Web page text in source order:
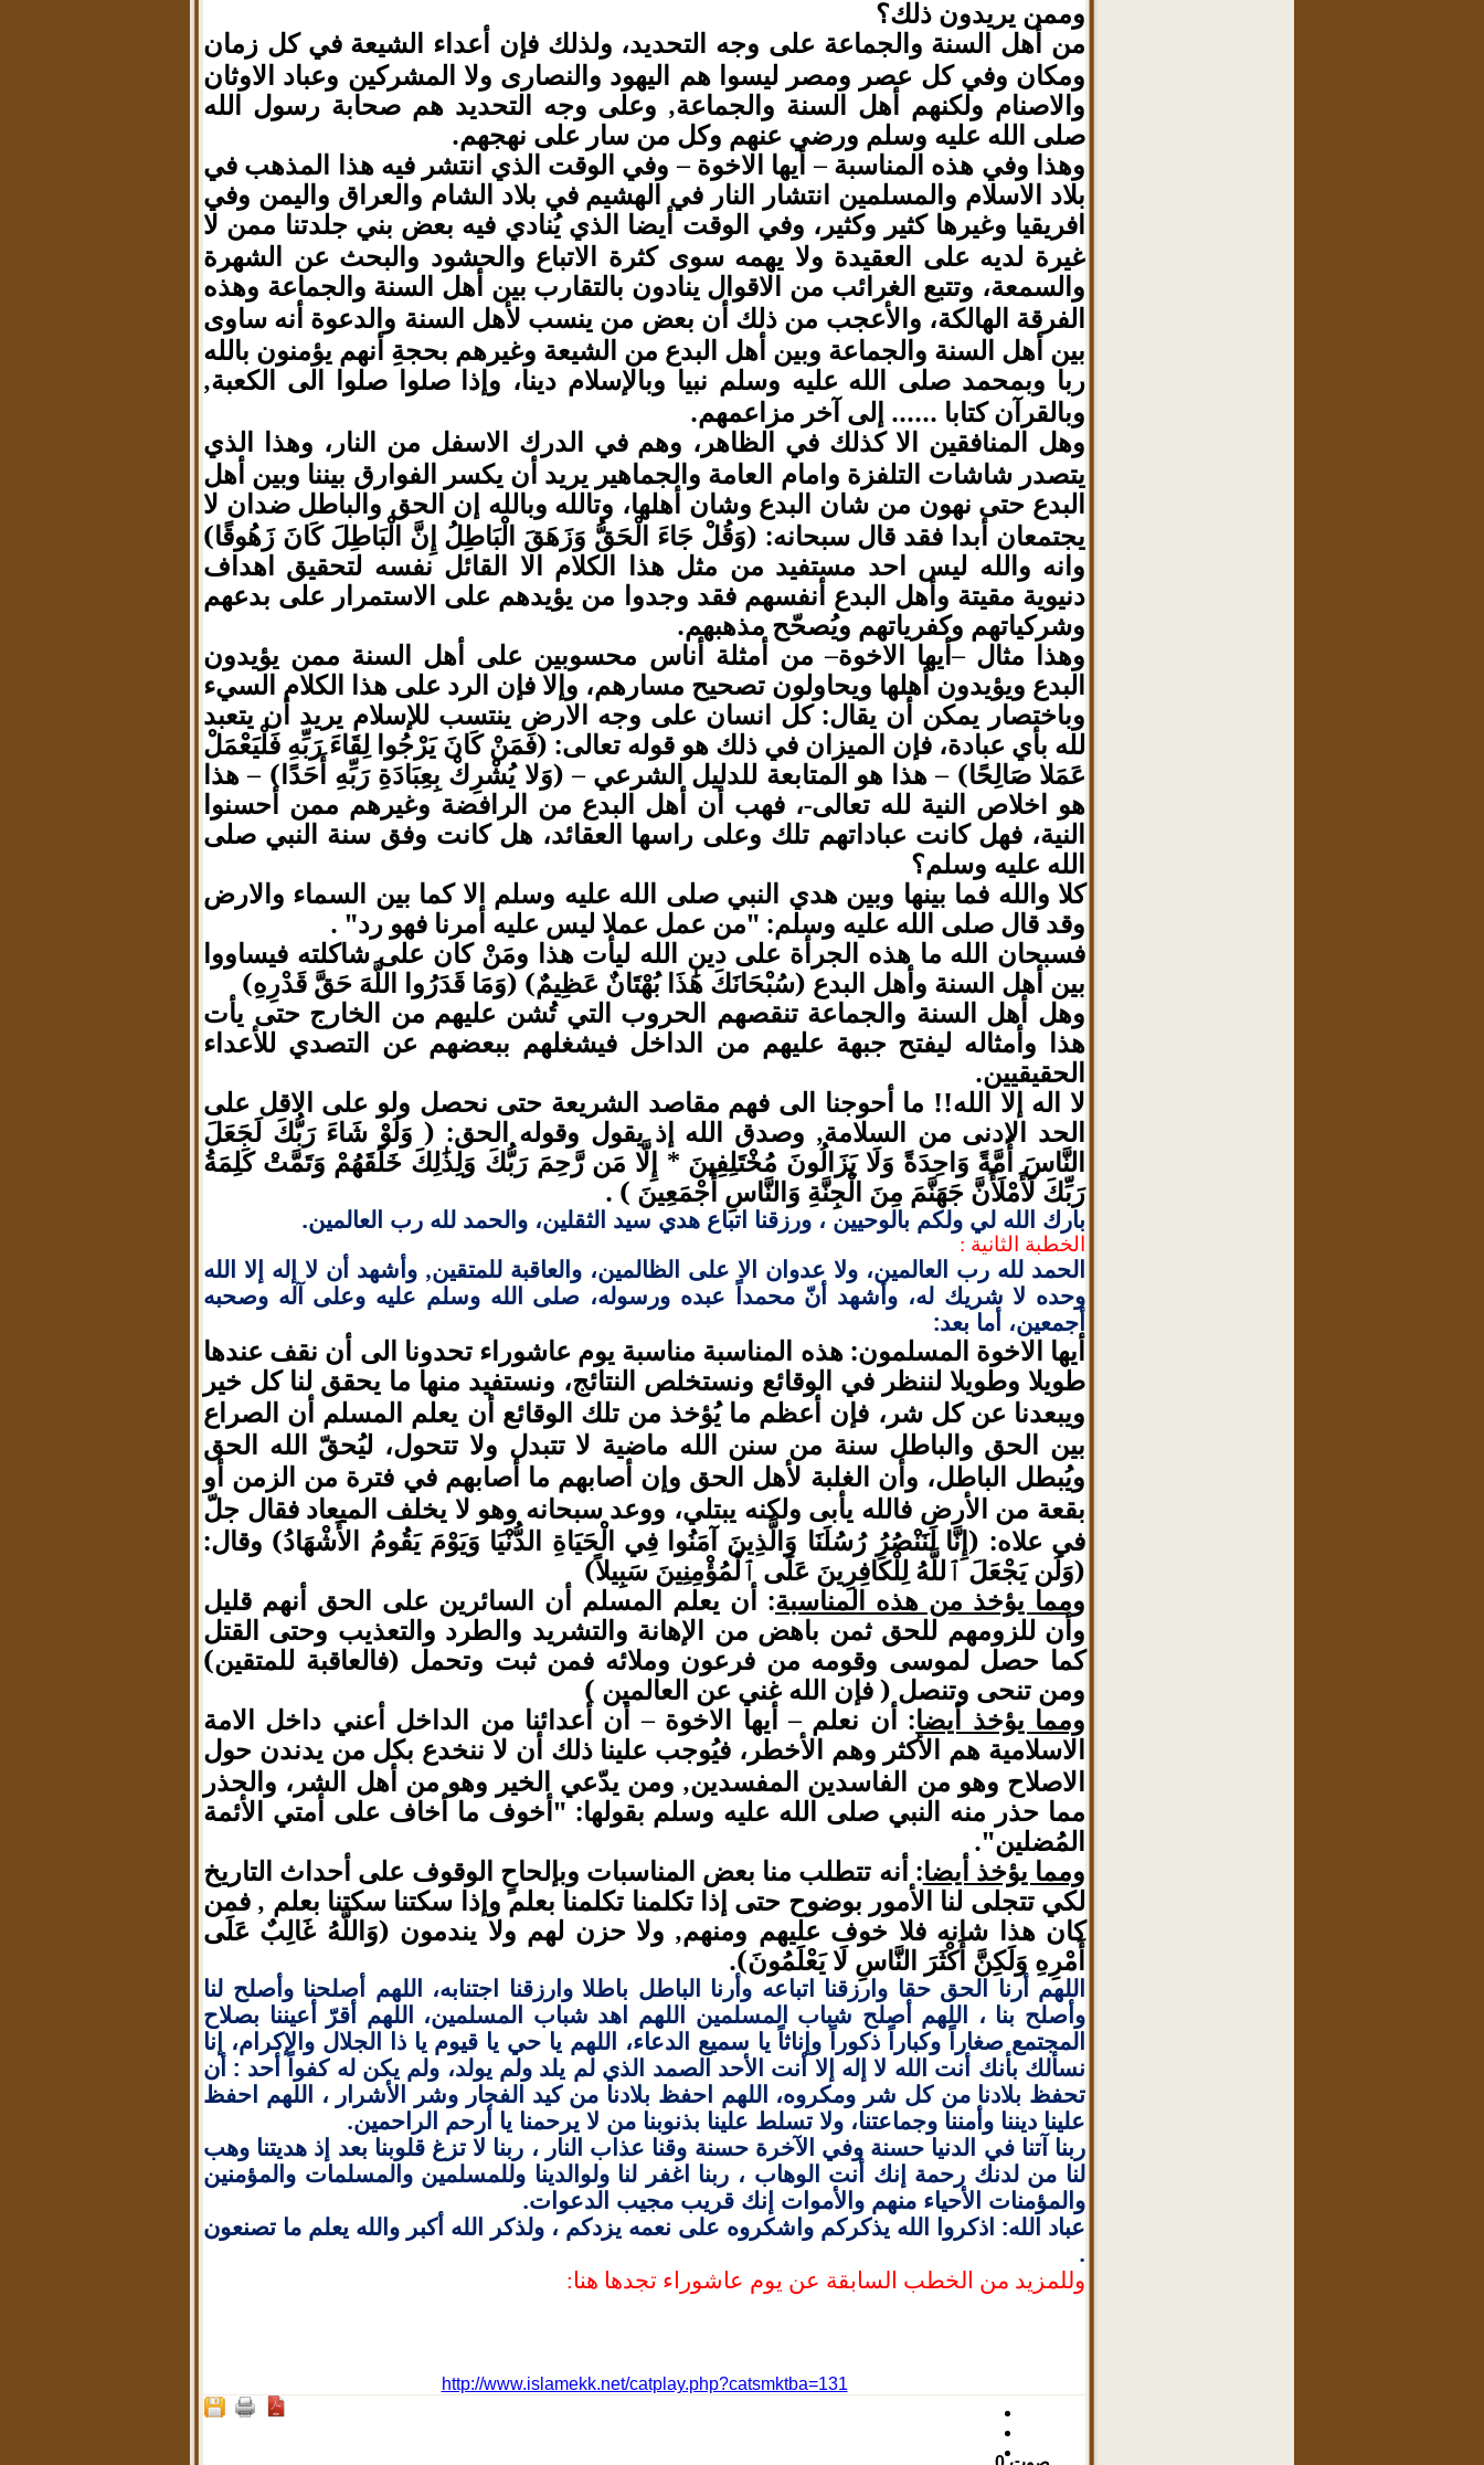
وممن يريدون ذلك؟
من أهل السنة والجماعة على وجه التحديد، ولذلك فإن أعداء الشيعة في كل زمان
ومكان وفي كل عصر ومصر ليسوا هم اليهود والنصارى ولا المشركين وعباد الاوثان
والاصنام ولكنهم أهل السنة والجماعة, وعلى وجه التحديد هم صحابة رسول الله
صلى الله عليه وسلم ورضي عنهم وكل من سار على نهجهم.
وهذا وفي هذه المناسبة – أيها الاخوة – وفي الوقت الذي انتشر فيه هذا المذهب في
بلاد الاسلام والمسلمين انتشار النار في الهشيم في بلاد الشام والعراق واليمن وفي
افريقيا وغيرها كثير وكثير ، وفي الوقت أيضا الذي يُنادي فيه بعض بني جلدتنا ممن لا
غيرة لديه على العقيدة ولا يهمه سوى كثرة الاتباع والحشود والبحث عن الشهرة
والسمعة، وتتبع الغرائب من الاقوال ينادون بالتقارب بين أهل السنة والجماعة وهذه
الفرقة الهالكة، والأعجب من ذلك أن بعض من ينسب لأهل السنة والدعوة أنه ساوى
بين أهل السنة والجماعة وبين أهل البدع من الشيعة وغيرهم بحجةِ أنهم يؤمنون بالله
ربا وبمحمد صلى الله عليه وسلم نبيا وبالإسلام دينا، وإذا صلوا صلوا الى الكعبة,
وبالقرآن كتابا ...... إلى آخر مزاعمهم.
وهل المنافقين الا كذلك في الظاهر، وهم في الدرك الاسفل من النار ، وهذا الذي
يتصدر شاشات التلفزة وامام العامة والجماهير يريد أن يكسر الفوارق بيننا وبين أهل
البدع حتى نهون من شان البدع وشان أهلها، وتالله وبالله إن الحق والباطل ضدان لا
يجتمعان أبدا فقد قال سبحانه: (وَقُلْ جَاءَ الْحَقُّ وَزَهَقَ الْبَاطِلُ إِنَّ الْبَاطِلَ كَانَ زَهُوقًا)
وانه والله ليس احد مستفيد من مثل هذا الكلام الا القائل نفسه لتحقيق اهداف
دنيوية مقيتة وأهل البدع أنفسهم فقد وجدوا من يؤيدهم على الاستمرار على بدعهم
وشركياتهم وكفرياتهم ويُصحّح مذهبهم.
وهذا مثال –أيها الاخوة– من أمثلة أناس محسوبين على أهل السنة ممن يؤيدون
البدع ويؤيدون أهلها ويحاولون تصحيح مسارهم، وإلا فإن الرد على هذا الكلام السيء
وباختصار يمكن أن يقال: كل انسان على وجه الارض ينتسب للإسلام يريد أن يتعبد
لله بأي عبادة، فإن الميزان في ذلك هو قوله تعالى: (فَمَنْ كَانَ يَرْجُوا لِقَاءَ رَبِّهِ فَلْيَعْمَلْ
عَمَلا صَالِحًا) – هذا هو المتابعة للدليل الشرعي – (وَلا يُشْرِكْ بِعِبَادَةِ رَبِّهِ أَحَدًا) – هذا
هو اخلاص النية لله تعالى-، فهب أن أهل البدع من الرافضة وغيرهم ممن أحسنوا
النية، فهل كانت عباداتهم تلك وعلى راسها العقائد، هل كانت وفق سنة النبي صلى
الله عليه وسلم؟
كلا والله فما بينها وبين هدي النبي صلى الله عليه وسلم الا كما بين السماء والارض
وقد قال صلى الله عليه وسلم: "من عمل عملا ليس عليه أمرنا فهو رد" .
فسبحان الله ما هذه الجرأة على دين الله ليأت هذا ومَنْ كان على شاكلته فيساووا
بين أهل السنة وأهل البدع (سُبْحَانَكَ هَٰذَا بُهْتَانٌ عَظِيمٌ) (وَمَا قَدَرُوا اللَّهَ حَقَّ قَدْرِهِ)
وهل أهل السنة والجماعة تنقصهم الحروب التي تُشن عليهم من الخارج حتى يأت
هذا وأمثاله ليفتح جبهة عليهم من الداخل فيشغلهم ببعضهم عن التصدي للأعداء
الحقيقيين.
لا اله إلا الله!! ما أحوجنا الى فهم مقاصد الشريعة حتى نحصل ولو على الاقل على
الحد الادنى من السلامة, وصدق الله إذ يقول وقوله الحق: ( وَلَوْ شَاءَ رَبُّكَ لَجَعَلَ
النَّاسَ أُمَّةً وَاحِدَةً وَلَا يَزَالُونَ مُخْتَلِفِينَ * إِلَّا مَن رَّحِمَ رَبُّكَ وَلِذَٰلِكَ خَلَقَهُمْ وَتَمَّتْ كَلِمَةُ
رَبِّكَ لَأَمْلَأَنَّ جَهَنَّمَ مِنَ الْجِنَّةِ وَالنَّاسِ أَجْمَعِينَ ) .
بارك الله لي ولكم بالوحيين ، ورزقنا اتباع هدي سيد الثقلين، والحمد لله رب العالمين.
الخطبة الثانية :
الحمد لله رب العالمين، ولا عدوان الا على الظالمين، والعاقبة للمتقين, وأشهد أن لا إله إلا الله
وحده لا شريك له، وأشهد أنّ محمداً عبده ورسوله، صلى الله وسلم عليه وعلى آله وصحبه
أجمعين، أما بعد:
أيها الاخوة المسلمون: هذه المناسبة مناسبة يوم عاشوراء تحدونا الى أن نقف عندها
طويلا وطويلا لننظر في الوقائع ونستخلص النتائج، ونستفيد منها ما يحقق لنا كل خير
ويبعدنا عن كل شر ، فإن أعظم ما يُؤخذ من تلك الوقائع أن يعلم المسلم أن الصراع
بين الحق والباطل سنة من سنن الله ماضية لا تتبدل ولا تتحول، ليُحقّ الله الحق
ويُبطل الباطل، وأن الغلبة لأهل الحق وإن أصابهم ما أصابهم في فترة من الزمن أو
بقعة من الأرض فالله يأبى ولكنه يبتلي، ووعد سبحانه وهو لا يخلف الميعاد فقال جلّ
في علاه: (إِنَّا لَنَنْصُرُ رُسُلَنَا وَالَّذِينَ آمَنُوا فِي الْحَيَاةِ الدُّنْيَا وَيَوْمَ يَقُومُ الأَشْهَادُ) وقال:
(وَلَن يَجْعَلَ ٱللَّهُ لِلْكَافِرِينَ عَلَى ٱلْمُؤْمِنِينَ سَبِيلاً)
ومما يؤخذ من هذه المناسبة: أن يعلم المسلم أن السائرين على الحق أنهم قليل
وأن للزومهم للحق ثمن باهض من الإهانة والتشريد والطرد والتعذيب وحتى القتل
كما حصل لموسى وقومه من فرعون وملائه فمن ثبت وتحمل (فالعاقبة للمتقين)
ومن تنحى وتنصل ( فإن الله غني عن العالمين )
ومما يؤخذ أيضا: أن نعلم – أيها الاخوة – أن أعدائنا من الداخل أعني داخل الامة
الاسلامية هم الأكثر وهم الأخطر ، فيُوجب علينا ذلك أن لا ننخدع بكل من يدندن حول
الاصلاح وهو من الفاسدين المفسدين, ومن يدّعي الخير وهو من أهل الشر، والحذر
مما حذر منه النبي صلى الله عليه وسلم بقولها: "أخوف ما أخاف على أمتي الأئمة
المُضلين".
ومما يؤخذ أيضا: أنه تتطلب منا بعض المناسبات وبإلحاحٍ الوقوف على أحداث التاريخ
لكي تتجلى لنا الأمور بوضوح حتى إذا تكلمنا تكلمنا بعلم وإذا سكتنا سكتنا بعلم , فمن
كان هذا شانه فلا خوف عليهم ومنهم, ولا حزن لهم ولا يندمون (وَاللَّهُ غَالِبٌ عَلَى
أَمْرِهِ وَلَكِنَّ أَكْثَرَ النَّاسِ لَا يَعْلَمُونَ).
اللهم أرنا الحق حقا وارزقنا اتباعه وأرنا الباطل باطلا وارزقنا اجتنابه، اللهم أصلحنا وأصلح لنا
وأصلح بنا ، اللهم أصلح شباب المسلمين اللهم اهد شباب المسلمين، اللهم أقرّ أعيننا بصلاح
المجتمع صغاراً وكباراً ذكوراً وإناثاً يا سميع الدعاء، اللهم يا حي يا قيوم يا ذا الجلال والإكرام، إنا
نسألك بأنك أنت الله لا إله إلا أنت الأحد الصمد الذي لم يلد ولم يولد، ولم يكن له كفواً أحد : أن
تحفظ بلادنا من كل شر ومكروه، اللهم احفظ بلادنا من كيد الفجار وشر الأشرار ، اللهم احفظ
علينا ديننا وأمننا وجماعتنا، ولا تسلط علينا بذنوبنا من لا يرحمنا يا أرحم الراحمين.
ربنا آتنا في الدنيا حسنة وفي الآخرة حسنة وقنا عذاب النار ، ربنا لا تزغ قلوبنا بعد إذ هديتنا وهب
لنا من لدنك رحمة إنك أنت الوهاب ، ربنا اغفر لنا ولوالدينا وللمسلمين والمسلمات والمؤمنين
والمؤمنات الأحياء منهم والأموات إنك قريب مجيب الدعوات.
عباد الله: اذكروا الله يذكركم واشكروه على نعمه يزدكم ، ولذكر الله أكبر والله يعلم ما تصنعون
.
وللمزيد من الخطب السابقة عن يوم عاشوراء تجدها هنا:
http://www.islamekk.net/catplay.php?catsmktba=131